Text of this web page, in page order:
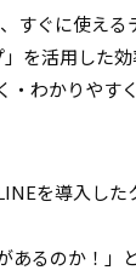
すぐに使える
を活用した
・わかりやす
を導入し
あるのか！